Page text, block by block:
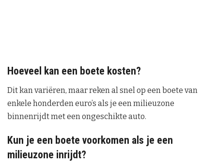
Hoeveel kan een boete kosten?
Dit kan variëren, maar reken al snel op een boete van
enkele honderden euro’s als je een milieuzone
binnenrijdt met een ongeschikte auto.
Kun je een boete voorkomen als je een
milieuzone inrijdt?